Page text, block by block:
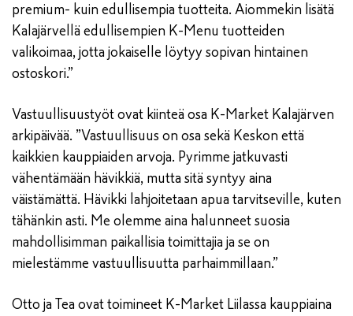
premium- kuin edullisempia tuotteita. Aiommekin lisätä
Kalajärvellä edullisempien K-Menu tuotteiden
valikoimaa, jotta jokaiselle löytyy sopivan hintainen
ostoskori.”
Vastuullisuustyöt ovat kiinteä osa K-Market Kalajärven
arkipäivää. ”Vastuullisuus on osa sekä Keskon että
kaikkien kauppiaiden arvoja. Pyrimme jatkuvasti
vähentämään hävikkiä, mutta sitä syntyy aina
väistämättä. Hävikki lahjoitetaan apua tarvitseville, kuten
tähänkin asti. Me olemme aina halunneet suosia
mahdollisimman paikallisia toimittajia ja se on
mielestämme vastuullisuutta parhaimmillaan.”
Otto ja Tea ovat toimineet K-Market Liilassa kauppiaina